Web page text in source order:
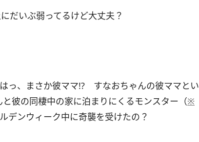
だいぶ弱ってるけど大丈夫？
っ、まさか彼ママ!? すなおちゃんの彼ママとい
彼の同棲中の家に泊まりにくるモンスター（※
ンウィーク中に奇襲を受けたの？